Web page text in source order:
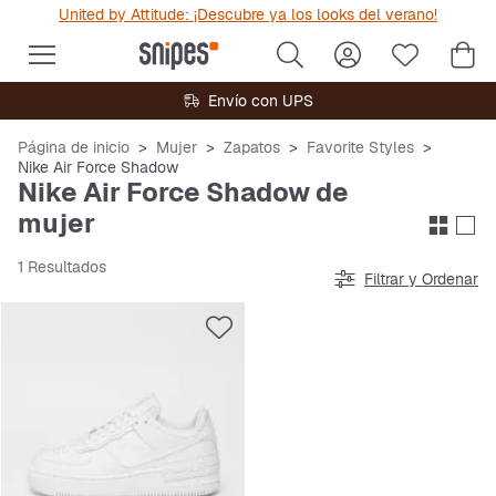
United by Attitude: ¡Descubre ya los looks del verano!
Envío con UPS
Página de inicio Mujer Zapatos
Favorite Styles
Nike Air Force Shadow
Nike Air Force Shadow de
mujer
1 Resultados
Filtrar y Ordenar